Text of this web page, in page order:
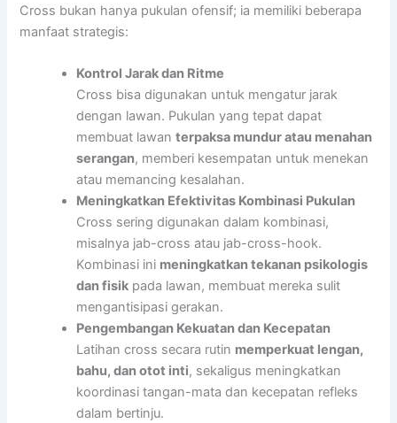
Cross bukan hanya pukulan ofensif; ia memiliki beberapa
manfaat strategis:
Kontrol Jarak dan Ritme
Cross bisa digunakan untuk mengatur jarak
dengan lawan. Pukulan yang tepat dapat
membuat lawanterpaksa mundur atau menahan
serangan, memberi kesempatan untuk menekan
atau memancing kesalahan.
Meningkatkan Efektivitas Kombinasi Pukulan
Cross sering digunakan dalam kombinasi,
misalnya jab-cross atau jab-cross-hook.
Kombinasi ini meningkatkan tekanan psikologis
dan fisik pada lawan, membuat mereka sulit
mengantisipasi gerakan.
Pengembangan Kekuatan dan Kecepatan
Latihan cross secara rutin memperkuat lengan,
bahu, dan otot inti, sekaligus meningkatkan
koordinasi tangan-mata dan kecepatan refleks
dalam bertinju.